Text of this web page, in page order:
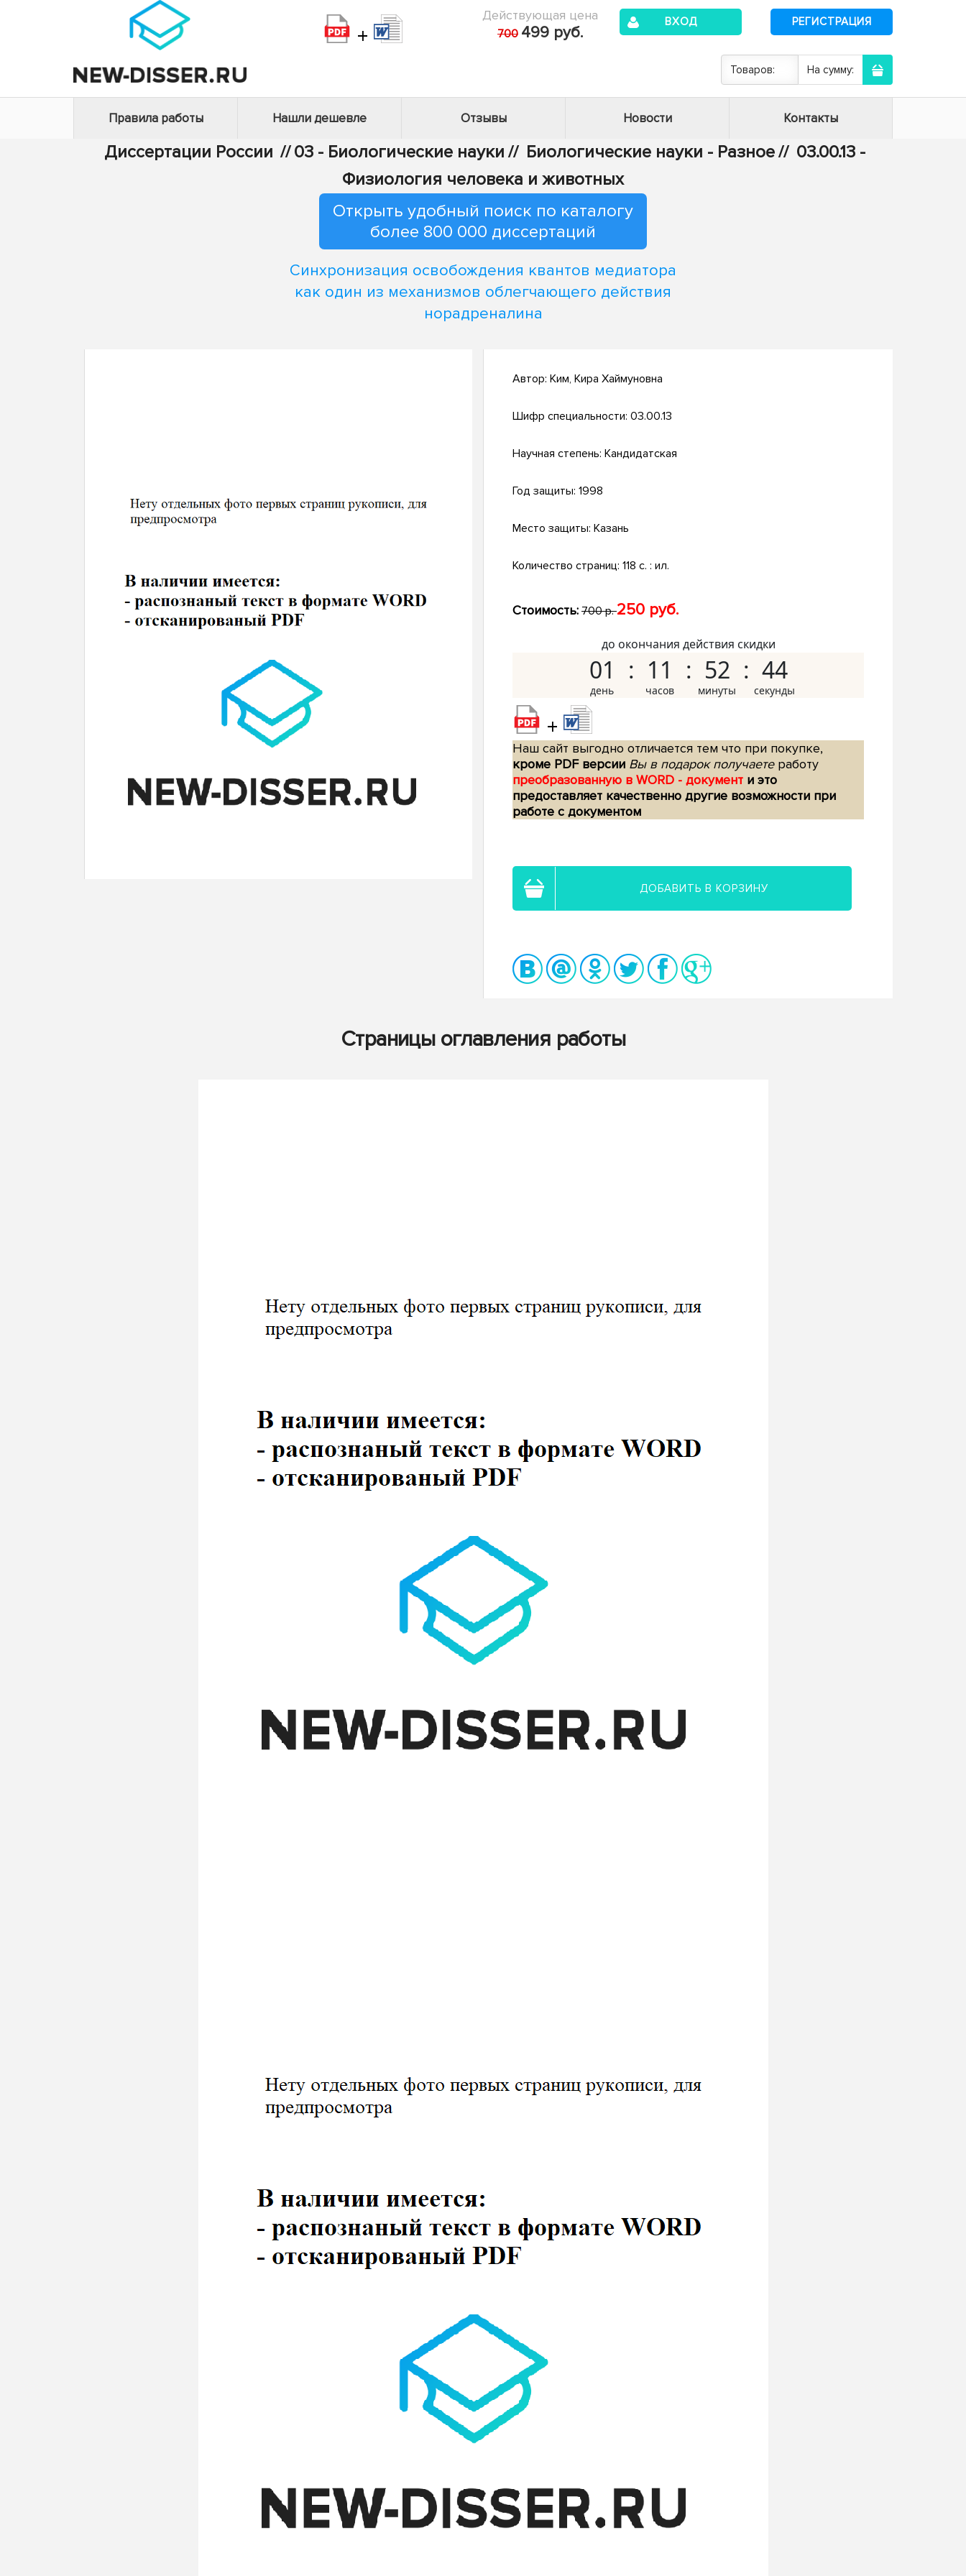
+
Действующая цена
700 499 руб.
ВХОД РЕГИСТРАЦИЯ
Товаров: На сумму:
Правила работы Нашли дешевле Отзывы Новости Контакты
Диссертации России // 03 - Биологические науки // Биологические науки - Разное// 03.00.13 -
Физиология человека и животных
Открыть удобный поиск по каталогу
более 800 000 диссертаций
Синхронизация освобождения квантов медиатора
как один из механизмов облегчающего действия
норадреналина
Автор: Ким, Кира Хаймуновна
Шифр специальности: 03.00.13
Научная степень: Кандидатская
Год защиты: 1998
Место защиты: Казань
Количество страниц: 118 с. : ил.
Стоимость: 700 р.250 руб.
до окончания действия скидки
01 11 52 43
+
Наш сайт выгодно отличается тем что при покупке,
кроме PDF версии Вы в подарок получаетеработу
преобразованную в WORD - документ и это
предоставляет качественно другие возможности при
работе с документом
ДОБАВИТЬ В КОРЗИНУ
Страницы оглавления работы